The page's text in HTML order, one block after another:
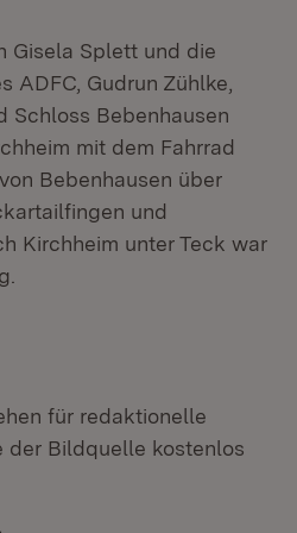
Gisela Splett und die
ADFC, Gudrun Zühlke,
Schloss Bebenhausen
mit dem Fahrrad
Bebenhausen über
und
Kirchheim unter Teck war
für redaktionelle
der Bildquelle kostenlos